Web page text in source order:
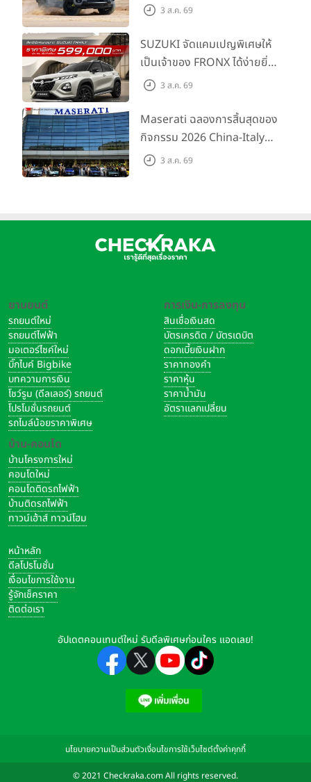
เต็มไลน์อัป พร้อมตอบโจทย์ทุก
พร้อมลุย ด้วยราคาพิเศษเริ่ม
ต้นที่ 9.49 แสนบาท
3 ส.ค. 69
SUZUKI จัดแคมเปญพิเศษให้
เป็นเจ้าของ FRONX ได้ง่ายยิ่ง
ขึ้นสำหรับรุ่น GL ราคาพิเศษ
200 คัน พร้อมข้อเสนอสุดคุ้ม
3 ส.ค. 69
Maserati ฉลองการสิ้นสุดของ
กิจกรรม 2026 China-Italy
Grand Tour ณ สำนักงาน
3 ส.ค. 69
ยานยนต์
รถยนต์ใหม่
รถยนต์ไฟฟ้า
มอเตอร์ไซค์ใหม่
บิ๊กไบค์ Bigbike
บทความการเงิน
โชว์รูม (ดีลเลอร์) รถยนต์
โปรโมชั่นรถยนต์
รถไมล์น้อยราคาพิเศษ
บ้าน-คอนโด
บ้านโครงการใหม่
คอนโดใหม่
คอนโดติดรถไฟฟ้า
บ้านติดรถไฟฟ้า
ทาวน์เฮ้าส์ ทาวน์โฮม
การเงิน-การลงทุน
สินเชื่อเงินสด
บัตรเครดิต / บัตรเดบิต
ดอกเบี้ยเงินฝาก
ราคาทองคำ
ราคาหุ้น
ราคาน้ำมัน
อัตราแลกเปลี่ยน
หน้าหลัก
ดีลโปรโมชั่น
เงื่อนไขการใช้งาน
รู้จักเช็คราคา
ติดต่อเรา
อัปเดตคอนเทนต์ใหม่ รับดีลพิเศษก่อนใคร แอดเลย!
นโยบายความเป็นส่วนตัวเงื่อนไขการใช้เว็บไซต์ตั้งค่าคุกกี้
© 2021 Checkraka.com All rights reserved.